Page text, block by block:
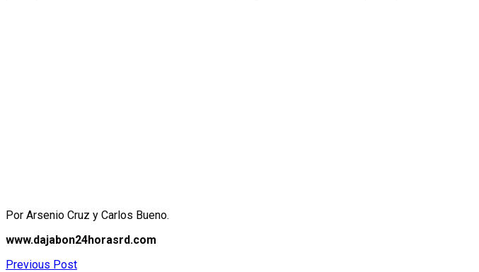
Por Arsenio Cruz y Carlos Bueno.
www.dajabon24horasrd.com
Previous Post